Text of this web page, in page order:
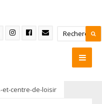
et-centre-de-loisir